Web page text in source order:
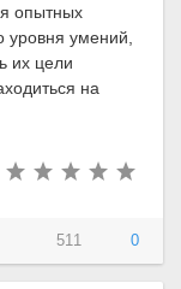
опытных
уровня умений,
их цели
на
511 0